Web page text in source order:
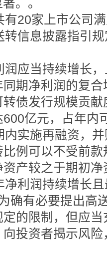
。。
有20家上市公司
转信息披露指引
润应当持续增长
期净利润的复
债发行规模贡
亿元，占年内
内实施再融资，
例可以不受前
资产较之于期初
净利润持续增长
确有必要提出高
的限制，但应
投资者揭示风